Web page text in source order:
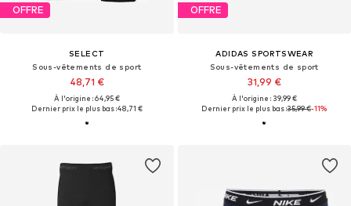
OFFRE
SELECT
Sous-vêtements de sport
48,71 €
À l'origine : 64,95 €
Dernier prix le plus bas :48,71 €
OFFRE
ADIDAS SPORTSWEAR
Sous-vêtements de sport
31,99 €
À l'origine : 39,99 €
Dernier prix le plus bas :35,99 €-11%